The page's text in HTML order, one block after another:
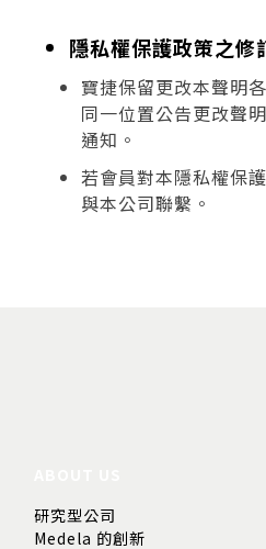
隱私權保護政策之修
寶捷保留更改本聲明
同一位置公告更改聲
通知。
若會員對本隱私權保
與本公司聯繫。
研究型公司
Medela 的創新